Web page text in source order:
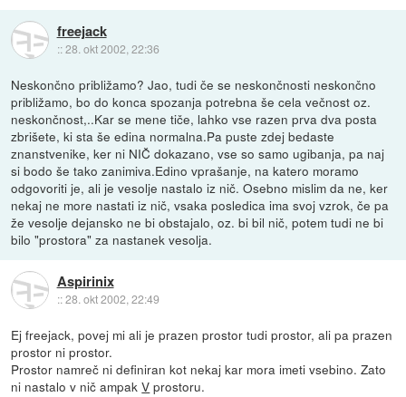
freejack
::28. okt 2002, 22:36
Neskončno približamo? Jao, tudi če se neskončnosti neskončno
približamo, bo do konca spozanja potrebna še cela večnost oz.
neskončnost,..Kar se mene tiče, lahko vse razen prva dva posta
zbrišete, ki sta še edina normalna.Pa puste zdej bedaste
znanstvenike, ker ni NIČ dokazano, vse so samo ugibanja, pa naj
si bodo še tako zanimiva.Edino vprašanje, na katero moramo
odgovoriti je, ali je vesolje nastalo iz nič. Osebno mislim da ne, ker
nekaj ne more nastati iz nič, vsaka posledica ima svoj vzrok, če pa
že vesolje dejansko ne bi obstajalo, oz. bi bil nič, potem tudi ne bi
bilo "prostora" za nastanek vesolja.
Aspirinix
::28. okt 2002, 22:49
Ej freejack, povej mi ali je prazen prostor tudi prostor, ali pa prazen
prostor ni prostor.
Prostor namreč ni definiran kot nekaj kar mora imeti vsebino. Zato
ni nastalo v nič ampakV prostoru.